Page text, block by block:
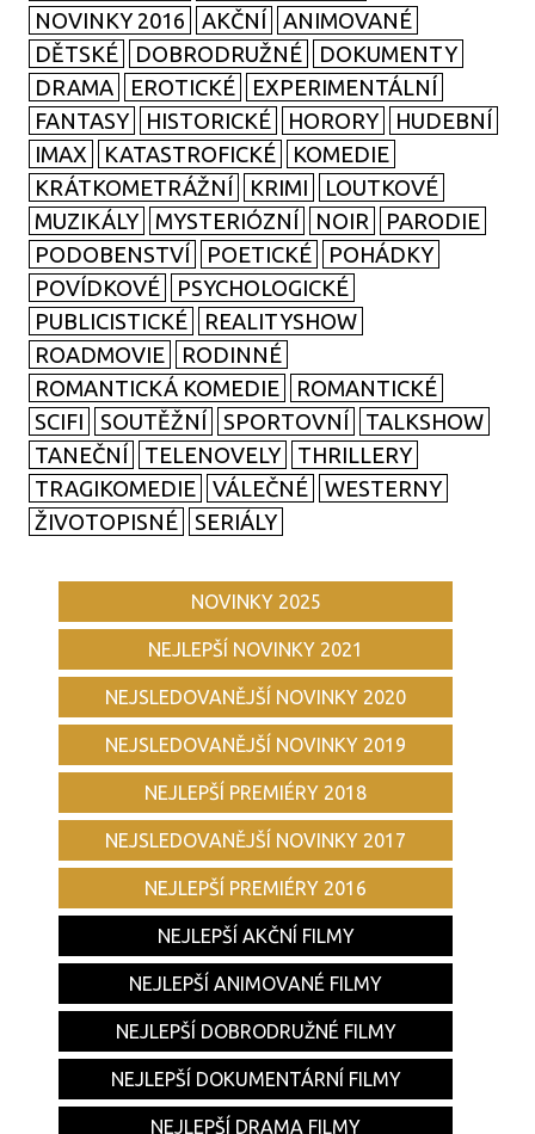
NOVINKY 2016
AKČNÍ
ANIMOVANÉ
DĚTSKÉ
DOBRODRUŽNÉ
DOKUMENTY
DRAMA
EROTICKÉ
EXPERIMENTÁLNÍ
FANTASY
HISTORICKÉ HORORY
HUDEBNÍ
IMAX
KATASTROFICKÉ
KOMEDIE
KRÁTKOMETRÁŽNÍ
KRIMI
LOUTKOVÉ
MUZIKÁLY
MYSTERIÓZNÍ NOIR
PARODIE
PODOBENSTVÍ
POETICKÉ
POHÁDKY
POVÍDKOVÉ
PSYCHOLOGICKÉ
PUBLICISTICKÉ
REALITYSHOW
ROADMOVIE
RODINNÉ
ROMANTICKÁ KOMEDIE
ROMANTICKÉ
SCIFI
SOUTĚŽNÍ SPORTOVNÍ
TALKSHOW
TANEČNÍ
TELENOVELY
THRILLERY
TRAGIKOMEDIE
VÁLEČNÉ
WESTERNY
ŽIVOTOPISNÉ
SERIÁLY
NOVINKY 2025
NEJLEPŠÍ NOVINKY 2021
NEJSLEDOVANĚJŠÍ NOVINKY 2020
NEJSLEDOVANĚJŠÍ NOVINKY 2019
NEJLEPŠÍ PREMIÉRY 2018
NEJSLEDOVANĚJŠÍ NOVINKY 2017
NEJLEPŠÍ PREMIÉRY 2016
NEJLEPŠÍ AKČNÍ FILMY
NEJLEPŠÍ ANIMOVANÉ FILMY
NEJLEPŠÍ DOBRODRUŽNÉ FILMY
NEJLEPŠÍ DOKUMENTÁRNÍ FILMY
NEJLEPŠÍ DRAMA FILMY